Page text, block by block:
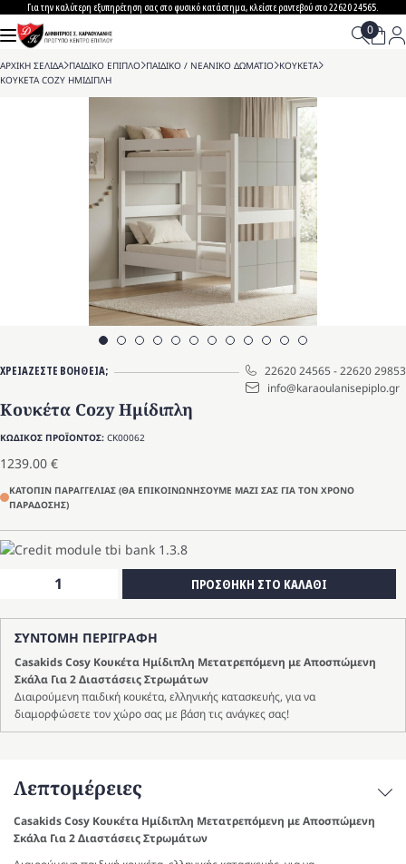
to
content
Για την καλύτερη εξυπηρέτηση σας στο φυσικό κατάστημα, κλείστε ραντεβού στο 22620 24565.
ΑΡΧΙΚΗ ΣΕΛΙΔΑ>ΠΑΙΔΙΚΟ ΕΠΙΠΛΟ>ΠΑΙΔΙΚΟ / ΝΕΑΝΙΚΟ ΔΩΜΑΤΙΟ>ΚΟΥΚΕΤΑ>
ΚΟΥΚΕΤΑ COZY ΗΜΙΔΙΠΛΗ
ΧΡΕΙΑΖΕΣΤΕ ΒΟΗΘΕΙΑ; 22620 24565-22620 29853
info@karaoulanisepiplo.gr
Κουκέτα Cozy Ημίδιπλη
ΚΩΔΙΚΟΣ ΠΡΟΪΟΝΤΟΣ: CK00062
1239.00 €
ΚΑΤΟΠΙΝ ΠΑΡΑΓΓΕΛΙΑΣ (ΘΑ ΕΠΙΚΟΙΝΩΝΗΣΟΥΜΕ ΜΑΖΙ ΣΑΣ ΓΙΑ ΤΟΝ ΧΡΟΝΟ
ΠΑΡΑΔΟΣΗΣ)
Ημίδιπλη
ποσότητα
ΠΡΟΣΘΗΚΗ ΣΤΟ ΚΑΛΑΘΙ
ΣΥΝΤΟΜΗ ΠΕΡΙΓΡΑΦΗ
Casakids Cosy Κουκέτα Ημίδιπλη Μετατρεπόμενη με Αποσπώμενη
Σκάλα Για 2 Διαστάσεις Στρωμάτων
Διαιρούμενη παιδική κουκέτα, ελληνικής κατασκευής, για να
διαμορφώσετε τον χώρο σας με βάση τις ανάγκες σας!
Λεπτομέρειες
Casakids Cosy Κουκέτα Ημίδιπλη Μετατρεπόμενη με Αποσπώμενη
Σκάλα Για 2 Διαστάσεις Στρωμάτων